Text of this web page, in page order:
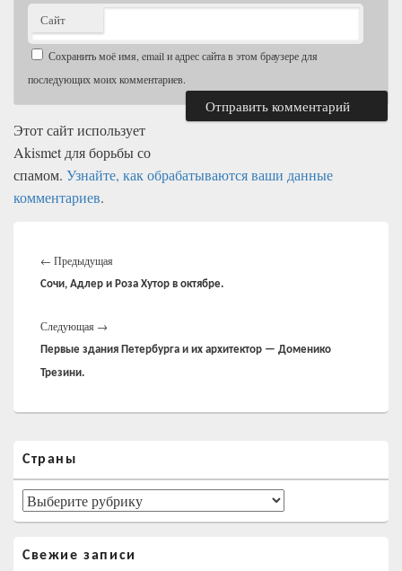
Сайт
Сохранить моё имя, email и адрес сайта в этом браузере для
последующих моих комментариев.
Этот сайт использует
Akismet для борьбы со
спамом. Узнайте, как обрабатываются ваши данные
комментариев.
по
записям
← Предыдущая
запись:
Сочи, Адлер и Роза Хутор в октябре.
Следующая →
запись:
Первые здания Петербурга и их архитектор — Доменико
Трезини.
основной
боковой
панели
Страны
Страны
Свежие записи